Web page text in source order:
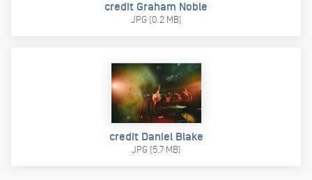
credit Graham Noble
JPG (0.2 MB)
credit Daniel Blake
JPG (5.7 MB)